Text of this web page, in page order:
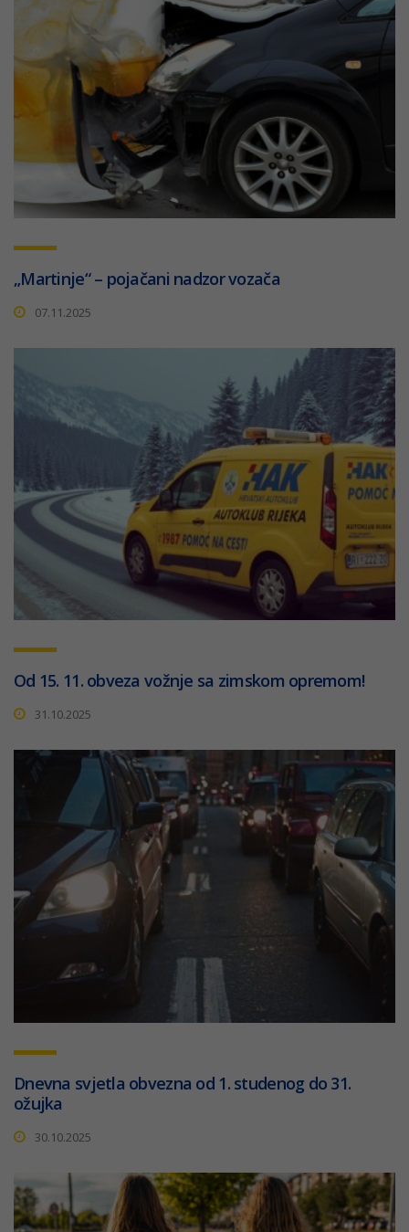
„Martinje“ – pojačani nadzor vozača
07.11.2025
Od 15. 11. obveza vožnje sa zimskom opremom!
31.10.2025
Dnevna svjetla obvezna od 1. studenog do 31.
ožujka
30.10.2025